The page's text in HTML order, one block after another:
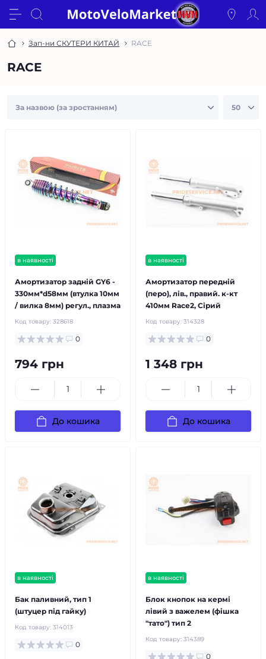
Зап-ни СКУТЕРИ КИТАЙ RACE
RACE
в наявності
Амортизатор задній GY6 -
330мм*d58мм (втулка 10мм
/ вилка 8мм) регул., плазма
Код товару: 328618
0
794 грн
До кошика
в наявності
Амортизатор передній
(перо), лів., правий. к-кт
410мм Race2, Сірий
Код товару: 314328
0
1 348 грн
До кошика
в наявності
Бак паливний, тип 1
(штуцер під гайку)
Код товару: 314013
0
в наявності
Блок кнопок на кермі
лівий з важелем (фішка
"тато") тип 2
Код товару: 314389
0